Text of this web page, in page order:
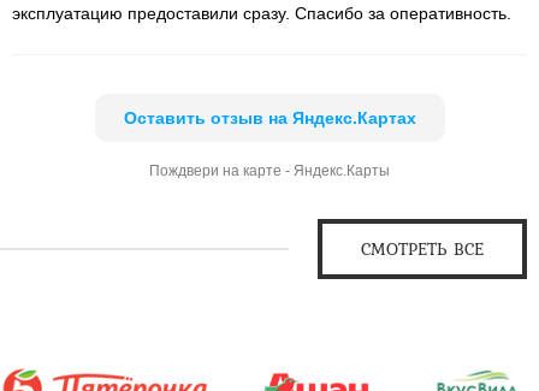
эксплуатацию предоставили сразу. Спасибо за оперативность.
Оставить отзыв на Яндекс.Картах
Пождвери на карте - Яндекс.Карты
СМОТРЕТЬ ВСЕ